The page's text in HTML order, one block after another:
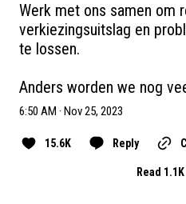
Werk met ons samen om
verkiezingsuitslag en
te lossen.
Anders worden we nog
6:50 AM · Nov 25, 2023
15.6K Reply
Read